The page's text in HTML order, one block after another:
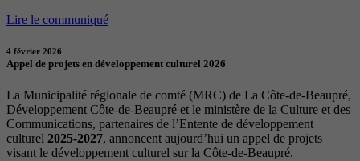
Lire le communiqué
4 février 2026
Appel de projets en développement culturel 2026
La Municipalité régionale de comté (MRC) de La Côte-de-Beaupré,
Développement Côte-de-Beaupré et le ministère de la Culture et des
Communications, partenaires de l’Entente de développement
culturel 2025-2027, annoncent aujourd’hui un appel de projets
visant le développement culturel sur la Côte-de-Beaupré.